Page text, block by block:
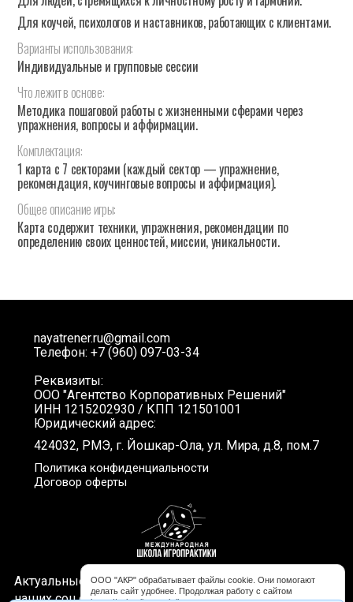
Для коучей, психологов и наставников, работающих с клиентами.
Варианты использования:
Индивидуальные и групповые сессии
Чтолежитв основе:
Методика пошаговой работы с жизненными сферами через
упражнения, вопросы и аффирмации.
Комплектация:
1 карта с 7 секторами (каждый сектор — упражнение,
рекомендация, коучинговые вопросы и аффирмация).
Общее описание игры:
Карта содержит техники, упражнения, рекомендации по
определению своих ценностей, миссии, уникальности.
nayatrener.ru@gmail.com
Телефон: +7 (960) 097-03-34
Реквизиты:
ООО "Агентство Корпоративных Решений"
ИНН 1215202930 / КПП 121501001
Юридический адрес:
424032, РМЭ, г. Йошкар-Ола, ул. Мира, д.8, пом.7
Политика конфиденциальности
Договор оферты
Актуальные новости, интересные видео и акции в
наших соц.сетях. Подписывайтесь!
ООО "АКР" обрабатывает файлы cookie. Они помогают
делать сайт удобнее. Продолжая работу с сайтом